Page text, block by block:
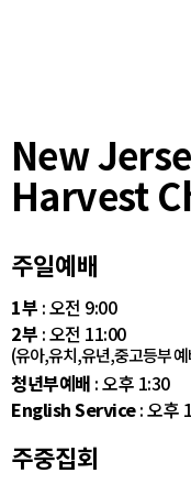
New
Harvest
주일예배
1부 : 오전 9:00
2부 : 오전 11:00
(유아,유치,유년,중고등부
청년부예배 : 오후 1:30
English Service: 오후
주중집회